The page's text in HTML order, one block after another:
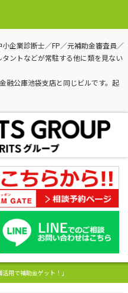
企業診断士／FP／元補助金審査員／
ントなどが常駐する他に類を見ない
融公庫池袋支店と同じビルです。起
活用で補助金ゲット！」